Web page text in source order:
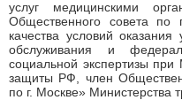
услуг медицинскими
Общественного совета по
качества условий оказания
обслуживания и
социальной экспертизы при
защиты РФ, член
по г. Москве» Министерства